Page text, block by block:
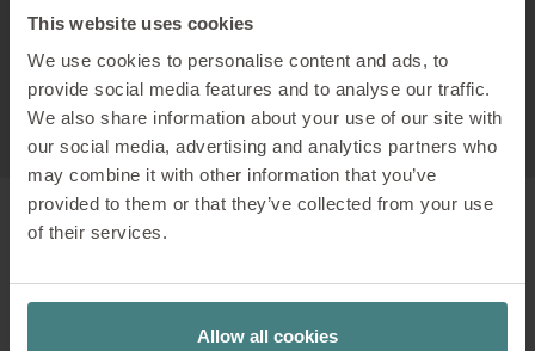
This website uses cookies
We use cookies to personalise content and ads, to
provide social media features and to analyse our traffic.
We also share information about your use of our site with
our social media, advertising and analytics partners who
may combine it with other information that you’ve
provided to them or that they’ve collected from your use
of their services.
Allow all cookies
Sedus meet chair